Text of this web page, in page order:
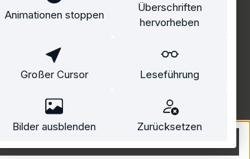
anders angegeben.
Animationen stoppen
Überschriften
hervorheben
Großer Cursor Leseführung
Bilder ausblenden Zurücksetzen
notwendige